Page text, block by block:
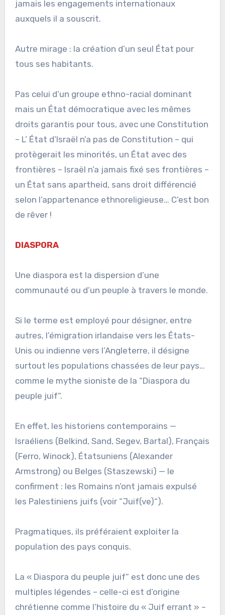
jamais les engagements internationaux
auxquels il a souscrit.
Autre mirage : la création d’un seul État pour
tous ses habitants.
Pas celui d’un groupe ethno-racial dominant
mais un État démocratique avec les mêmes
droits garantis pour tous, avec une Constitution
– L’ État d’Israël n’a pas de Constitution – qui
protègerait les minorités, un État avec des
frontières – Israël n’a jamais fixé ses frontières –
un État sans apartheid, sans droit différencié
selon l’appartenance ethnoreligieuse… C’est bon
de rêver !
DIASPORA
Une diaspora est la dispersion d’une
communauté ou d’un peuple à travers le monde.
Si le terme est employé pour désigner, entre
autres, l’émigration irlandaise vers les États-
Unis ou indienne vers l’Angleterre, il désigne
surtout les populations chassées de leur pays…
comme le mythe sioniste de la “Diaspora du
peuple juif“.
En effet, les historiens contemporains —
Israéliens (Belkind, Sand, Segev, Bartal), Français
(Ferro, Winock), Étatsuniens (Alexander
Armstrong) ou Belges (Staszewski) — le
confirment : les Romains n’ont jamais expulsé
les Palestiniens juifs (voir “Juif(ve)“).
Pragmatiques, ils préféraient exploiter la
population des pays conquis.
La « Diaspora du peuple juif“ est donc une des
multiples légendes – celle-ci est d’origine
chrétienne comme l’histoire du « Juif errant » –